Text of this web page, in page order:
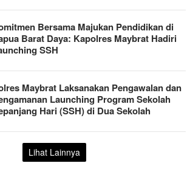
Bersama Majukan Pendidikan di
Barat Daya: Kapolres Maybrat Hadiri
SSH
Maybrat Laksanakan Pengawalan dan
Launching Program Sekolah
Hari (SSH) di Dua Sekolah
Lihat Lainnya